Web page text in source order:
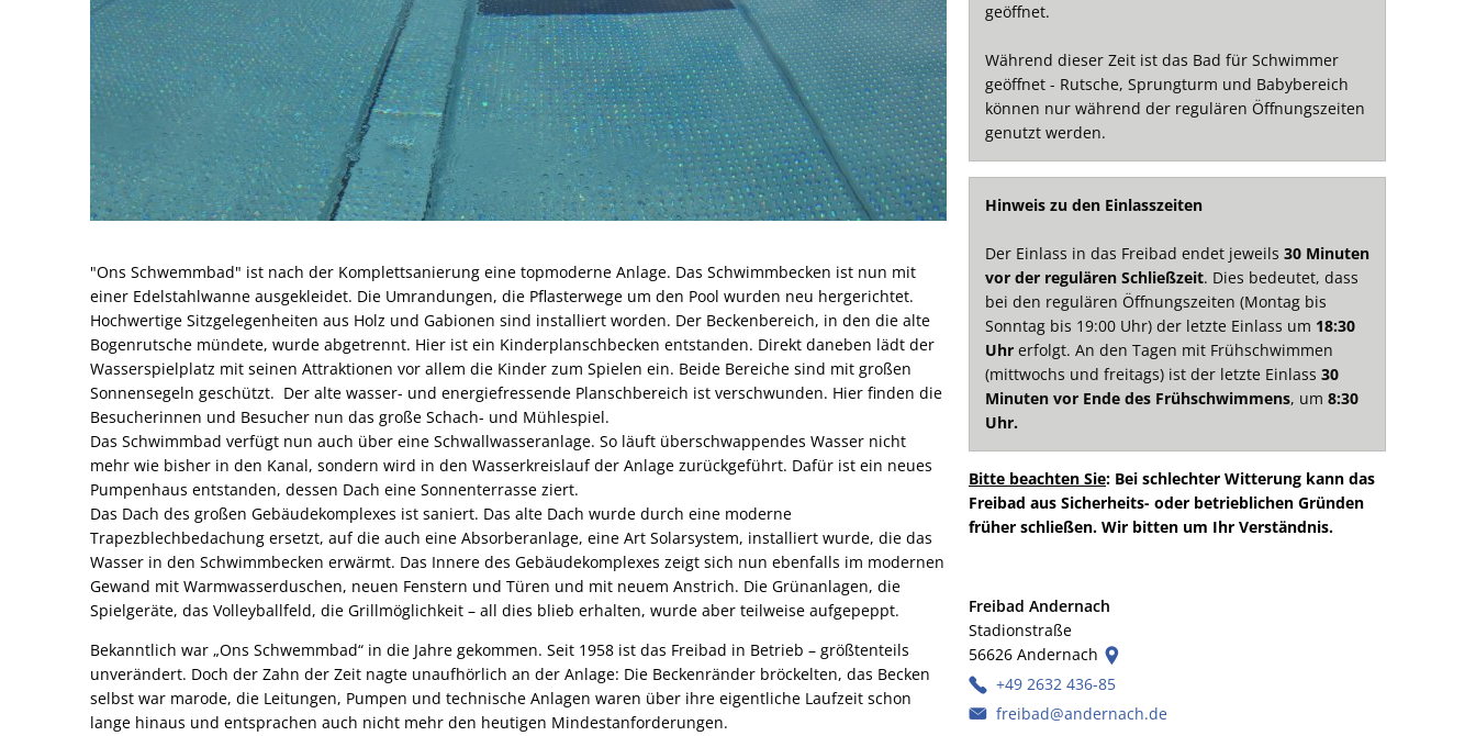
"Ons Schwemmbad" ist nach der Komplettsanierung eine topmoderne Anlage. Das Schwimmbecken ist nun mit
einer Edelstahlwanne ausgekleidet. Die Umrandungen, die Pflasterwege um den Pool wurden neu hergerichtet.
Hochwertige Sitzgelegenheiten aus Holz und Gabionen sind installiert worden. Der Beckenbereich, in den die alte
Bogenrutsche mündete, wurde abgetrennt. Hier ist ein Kinderplanschbecken entstanden. Direkt daneben lädt der
Wasserspielplatz mit seinen Attraktionen vor allem die Kinder zum Spielen ein. Beide Bereiche sind mit großen
Sonnensegeln geschützt. Der alte wasser- und energiefressende Planschbereich ist verschwunden. Hier finden die
Besucherinnen und Besucher nun das große Schach- und Mühlespiel.
Das Schwimmbad verfügt nun auch über eine Schwallwasseranlage. So läuft überschwappendes Wasser nicht
mehr wie bisher in den Kanal, sondern wird in den Wasserkreislauf der Anlage zurückgeführt. Dafür ist ein neues
Pumpenhaus entstanden, dessen Dach eine Sonnenterrasse ziert.
Das Dach des großen Gebäudekomplexes ist saniert. Das alte Dach wurde durch eine moderne
Trapezblechbedachung ersetzt, auf die auch eine Absorberanlage, eine Art Solarsystem, installiert wurde, die das
Wasser in den Schwimmbecken erwärmt. Das Innere des Gebäudekomplexes zeigt sich nun ebenfalls im modernen
Gewand mit Warmwasserduschen, neuen Fenstern und Türen und mit neuem Anstrich. Die Grünanlagen, die
Spielgeräte, das Volleyballfeld, die Grillmöglichkeit – all dies blieb erhalten, wurde aber teilweise aufgepeppt.
Bekanntlich war „Ons Schwemmbad“ in die Jahre gekommen. Seit 1958 ist das Freibad in Betrieb – größtenteils
unverändert. Doch der Zahn der Zeit nagte unaufhörlich an der Anlage: Die Beckenränder bröckelten, das Becken
selbst war marode, die Leitungen, Pumpen und technische Anlagen waren über ihre eigentliche Laufzeit schon
lange hinaus und entsprachen auch nicht mehr den heutigen Mindestanforderungen.
geöffnet.
Während dieser Zeit ist das Bad für Schwimmer
geöffnet - Rutsche, Sprungturm und Babybereich
können nur während der regulären Öffnungszeiten
genutzt werden.
Hinweis zu den Einlasszeiten
Der Einlass in das Freibad endet jeweils 30 Minuten
vor der regulären Schließzeit. Dies bedeutet, dass
bei den regulären Öffnungszeiten (Montag bis
Sonntag bis 19:00 Uhr) der letzte Einlass um 18:30
Uhr erfolgt. An den Tagen mit Frühschwimmen
(mittwochs und freitags) ist der letzte Einlass 30
Minuten vor Ende des Frühschwimmens, um 8:30
Uhr.
Bitte beachten Sie: Bei schlechter Witterung kann das
Freibad aus Sicherheits- oder betrieblichen Gründen
früher schließen. Wir bitten um Ihr Verständnis.
Freibad Andernach
Stadionstraße
56626 Andernach
+49 2632 436-85
freibad@andernach.de